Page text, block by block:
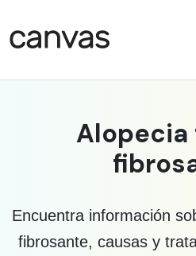
Encuentra información
fibrosante, causas y